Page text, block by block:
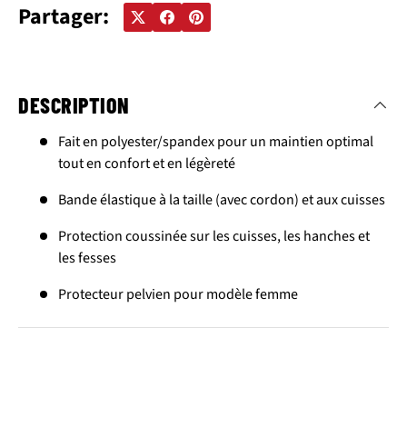
Partager:
DESCRIPTION
Fait en polyester/spandex pour un maintien optimal
tout en confort et en légèreté
Bande élastique à la taille (avec cordon) et aux cuisses
Protection coussinée sur les cuisses, les hanches et
les fesses
Protecteur pelvien pour modèle femme